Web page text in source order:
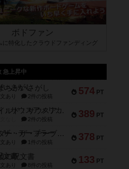
ボドファン
に特化したクラウドファンディング
急上昇中
574 PT
ちがいさがし
あり 2件の投稿
389 PT
リワイルド：サウスアメリカ
2件の投稿
378 PT
アンダー・ザ・テーブラー
あり 1件の投稿
133 PT
の呪文書
あり 8件の投稿